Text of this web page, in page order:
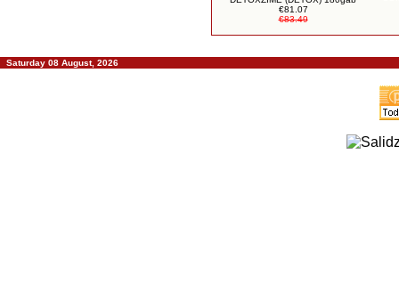
€81.07
€83.49
Saturday 08 August, 2026